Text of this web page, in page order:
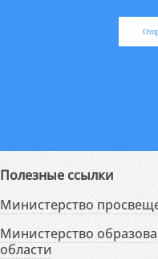
Полезные ссылки
Министерство
Министерство
области